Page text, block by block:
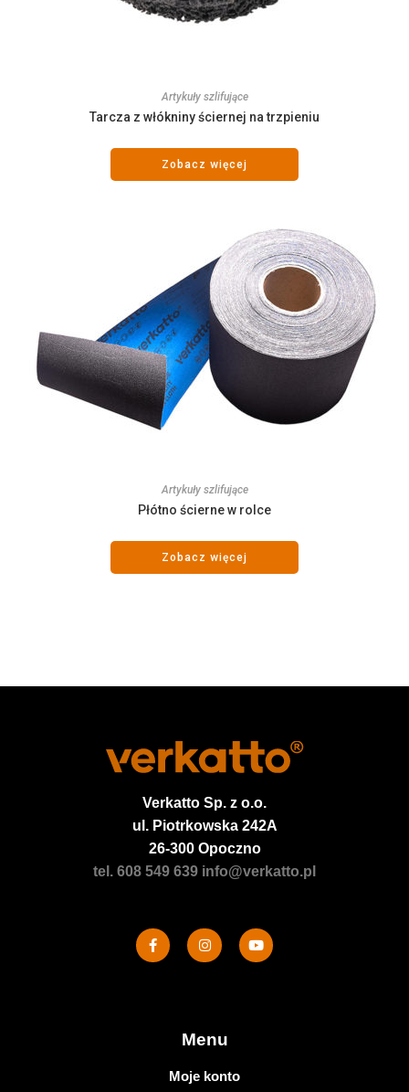
Artykuły szlifujące
Tarcza z włókniny ściernej na trzpieniu
Zobacz więcej
Artykuły szlifujące
Płótno ścierne w rolce
Zobacz więcej
Verkatto Sp. z o.o.
ul. Piotrkowska 242A
26-300 Opoczno
tel. 608 549 639 info@verkatto.pl
Menu
Moje konto